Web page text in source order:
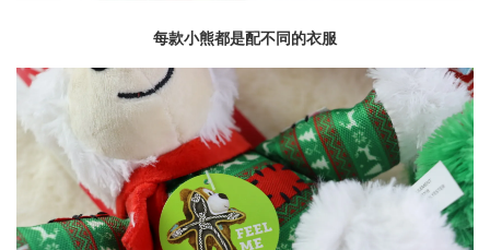
每款小熊都是配不同的衣服